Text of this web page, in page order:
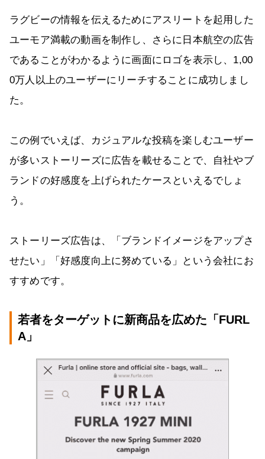
ラグビーの情報を伝えるためにアスリートを起用した
ユーモア満載の動画を制作し、さらに日本航空の広告
であることがわかるように画面にロゴを表示し、1,00
0万人以上のユーザーにリーチすることに成功しまし
た。
この例でいえば、カジュアルな投稿を楽しむユーザー
が多いストーリーズに広告を載せることで、自社やブ
ランドの好感度を上げられたケースといえるでしょ
う。
ストーリーズ広告は、「ブランドイメージをアップさ
せたい」「好感度向上に努めている」という会社にお
すすめです。
若者をターゲットに新商品を広めた「FURL
A」